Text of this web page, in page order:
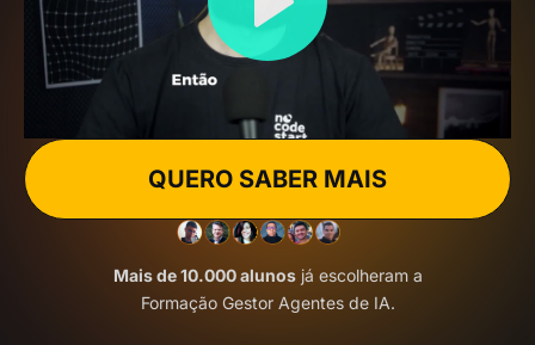
QUERO SABER MAIS
Mais de 10.000 alunosjá escolheram a
Formação Gestor Agentes de IA.